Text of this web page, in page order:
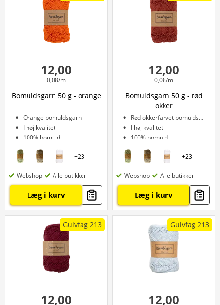
12,00
0,08/m
Bomuldsgarn 50 g - orange
Orange bomuldsgarn
I høj kvalitet
100% bomuld
+23
Webshop Alle butikker
Læg i kurv
12,00
0,08/m
Bomuldsgarn 50 g - rød
okker
Rød okkerfarvet bomuldsgarn
I høj kvalitet
100% bomuld
+23
Webshop Alle butikker
Læg i kurv
Gulvfag 213
12,00
Gulvfag 213
12,00